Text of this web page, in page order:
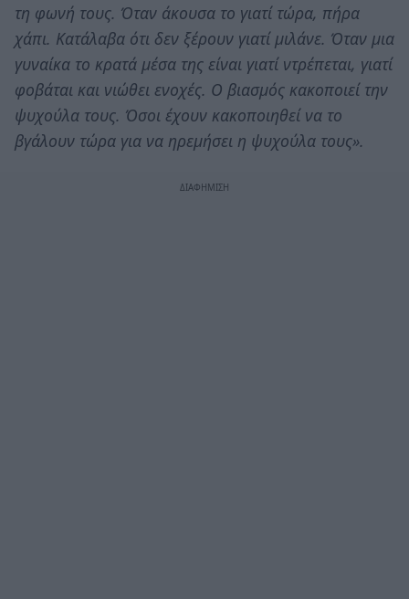
τη φωνή τους. Όταν άκουσα το γιατί τώρα, πήρα
χάπι. Κατάλαβα ότι δεν ξέρουν γιατί μιλάνε. Όταν μια
γυναίκα το κρατά μέσα της είναι γιατί ντρέπεται, γιατί
φοβάται και νιώθει ενοχές. Ο βιασμός κακοποιεί την
ψυχούλα τους. Όσοι έχουν κακοποιηθεί να το
βγάλουν τώρα για να ηρεμήσει η ψυχούλα τους».